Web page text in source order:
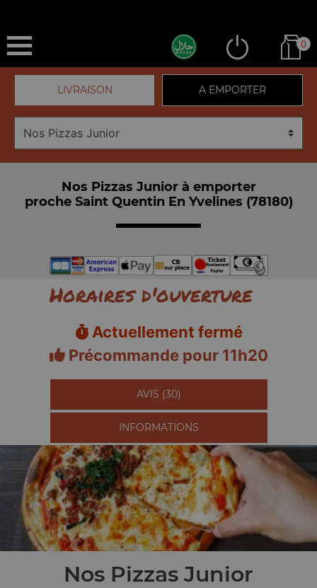
0
LIVRAISON A EMPORTER
Nos Pizzas Junior à emporter
proche Saint Quentin En Yvelines (78180)
Horaires d'ouverture
Actuellement fermé
Précommande pour 11h20
AVIS (30)
INFORMATIONS
Nos Pizzas Junior